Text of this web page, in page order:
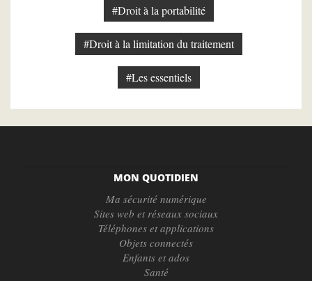
#Droit à la portabilité
#Droit à la limitation du traitement
#Les essentiels
MON QUOTIDIEN
Ma sécurité numérique
Sites web et réseaux sociaux
Téléphones et applications
Objets connectés
Enfants et ados
Santé